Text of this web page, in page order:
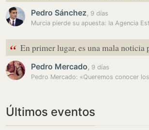
Pedro Sánchez, 9 días
“ En primer lugar, es una mala noticia
Pedro Mercado, 9 días
Pedro Mercado: «Queremos conocer
Últimos eventos